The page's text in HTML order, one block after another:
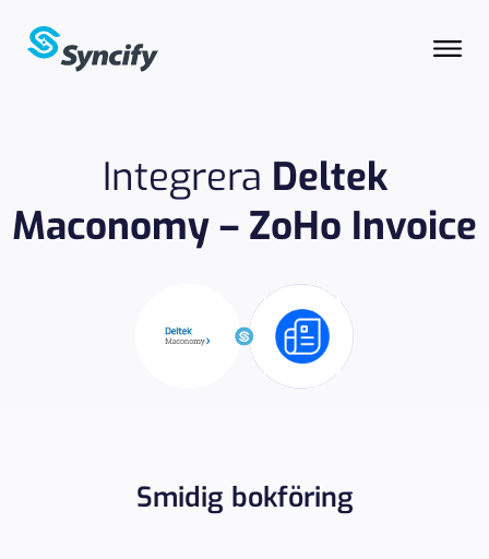
Integrera Deltek
Maconomy – ZoHo Invoice
Smidig bokföring